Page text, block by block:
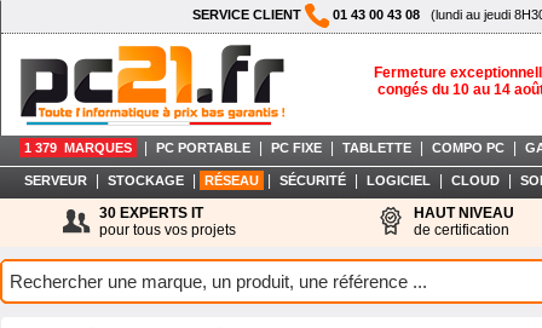
SERVICE CLIENT 01 43 00 43 08 (lundi au jeudi
Fermeture
congés du 10 au 14
1 379 MARQUES PC PORTABLE PC FIXE TABLETTE COMPO PC
SERVEUR STOCKAGE RÉSEAU SÉCURITÉ LOGICIEL CLOUD
30 EXPERTS IT
pour tous vos projets
HAUT NIVEAU
de certification